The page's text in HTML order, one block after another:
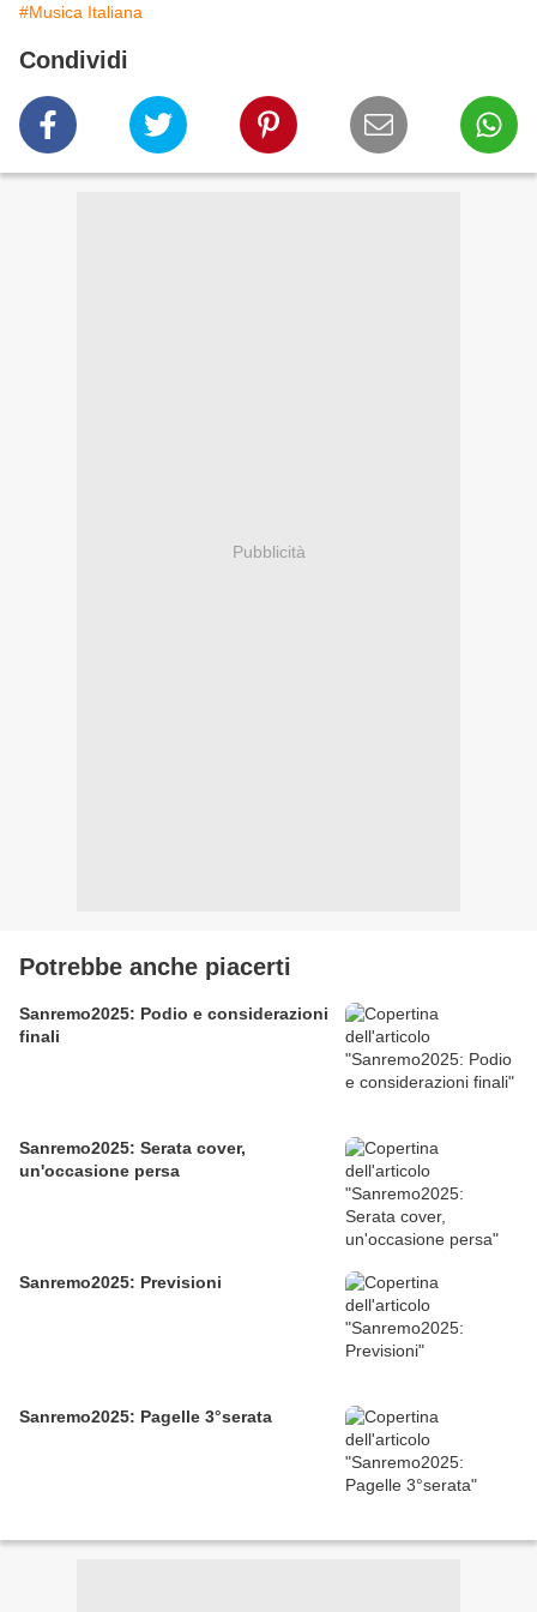
#Musica Italiana
Condividi
Pubblicità
Potrebbe anche piacerti
Sanremo2025: Podio e considerazioni
finali
Sanremo2025: Serata cover,
un'occasione persa
Sanremo2025: Previsioni
Sanremo2025: Pagelle 3°serata